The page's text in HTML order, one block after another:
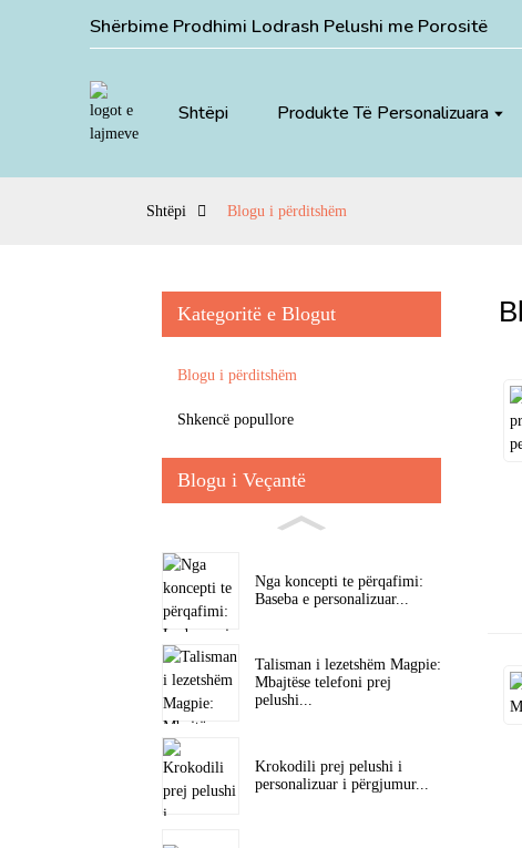
Shërbime Prodhimi Lodrash Pelushi me Porositë
Shtëpi Produkte Të Personalizuara
Shtëpi Blogu i përditshëm
Kategoritë e Blogut
Blogu i përditshëm
Shkencë popullore
Blogu i Veçantë
Nga koncepti te përqafimi:
Baseba e personalizuar...
Talisman i lezetshëm Magpie:
Mbajtëse telefoni prej
pelushi...
Krokodili prej pelushi i
personalizuar i përgjumur...